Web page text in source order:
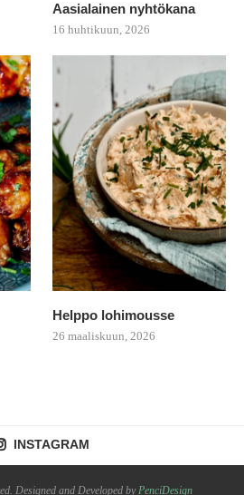
Aasialainen nyhtökana
16 huhtikuun, 2026
Helppo lohimousse
26 maaliskuun, 2026
INSTAGRAM
Designed and Developed byPenciDesign